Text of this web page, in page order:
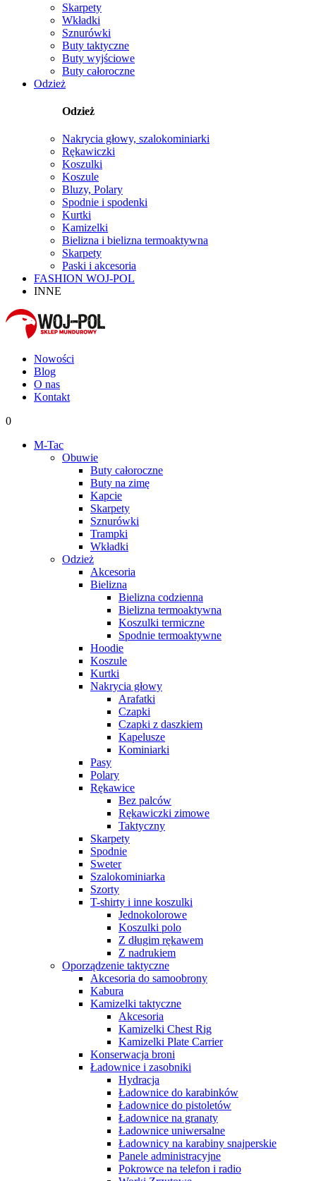
Skarpety
Wkładki
Sznurówki
Buty taktyczne
Buty wyjściowe
Buty całoroczne
Odzież
Odzież
Nakrycia głowy, szalokominiarki
Rękawiczki
Koszulki
Koszule
Bluzy, Polary
Spodnie i spodenki
Kurtki
Kamizelki
Bielizna i bielizna termoaktywna
Skarpety
Paski i akcesoria
FASHION WOJ-POL
INNE
Nowości
Blog
O nas
Kontakt
0
M-Tac
Obuwie
Buty całoroczne
Buty na zimę
Kapcie
Skarpety
Sznurówki
Trampki
Wkładki
Odzież
Akcesoria
Bielizna
Bielizna codzienna
Bielizna termoaktywna
Koszulki termiczne
Spodnie termoaktywne
Hoodie
Koszule
Kurtki
Nakrycia głowy
Arafatki
Czapki
Czapki z daszkiem
Kapelusze
Kominiarki
Pasy
Polary
Rękawice
Bez palców
Rękawiczki zimowe
Taktyczny
Skarpety
Spodnie
Sweter
Szalokominiarka
Szorty
T-shirty i inne koszulki
Jednokolorowe
Koszulki polo
Z długim rękawem
Z nadrukiem
Oporządzenie taktyczne
Akcesoria do samoobrony
Kabura
Kamizelki taktyczne
Akcesoria
Kamizelki Chest Rig
Kamizelki Plate Carrier
Konserwacja broni
Ładownice i zasobniki
Hydracja
Ładownice do karabinków
Ładownice do pistoletów
Ładownice na granaty
Ładownice uniwersalne
Ładownicy na karabiny snajperskie
Panele administracyjne
Pokrowce na telefon i radio